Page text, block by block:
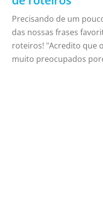
Precisando de um
das nossas frases
roteiros! "Acredito que
muito preocupados